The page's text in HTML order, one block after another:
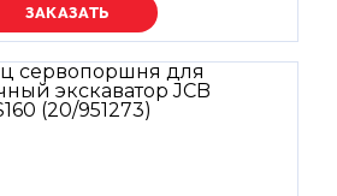
Уточняйте цену